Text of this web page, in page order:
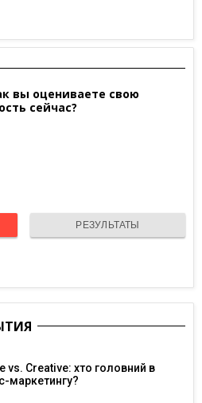
вы оцениваете свою
сейчас?
РЕЗУЛЬТАТЫ
vs. Creative: хто головний в
маркетингу?